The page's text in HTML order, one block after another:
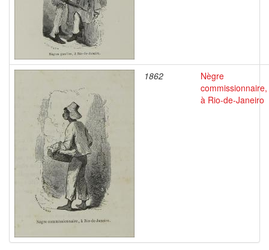
1862
Nègre
commissionnaire,
à Rio-de-Janeiro